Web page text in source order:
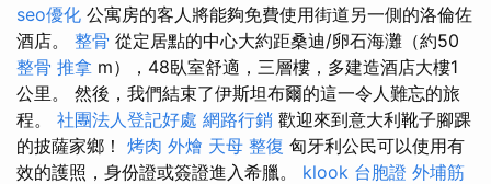
seo優化 公寓房的客人將能夠免費使用街道另一側的洛倫佐
酒店。 整骨 從定居點的中心大約距桑迪/卵石海灘（約50
整骨 推拿 m），48臥室舒適，三層樓，多建造酒店大樓1
公里。 然後，我們結束了伊斯坦布爾的這一令人難忘的旅
程。 社團法人登記好處 網路行銷 歡迎來到意大利靴子腳踝
的披薩家鄉！ 烤肉 外燴 天母 整復 匈牙利公民可以使用有
效的護照，身份證或簽證進入希臘。 klook 台胞證 外埔筋